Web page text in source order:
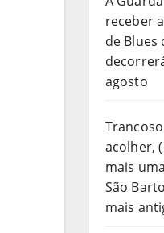
receber
de Blues
agosto
acolher,
mais
São
mais